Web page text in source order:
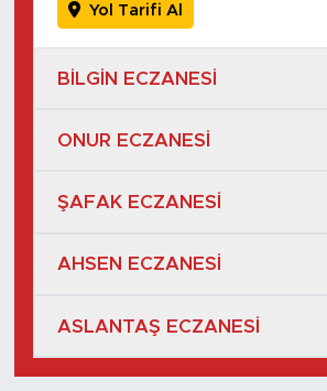
Yol Tarifi Al
BİLGİN ECZANESİ
ONUR ECZANESİ
ŞAFAK ECZANESİ
AHSEN ECZANESİ
ASLANTAŞ ECZANESİ